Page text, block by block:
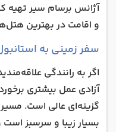
آژانس برسام سیر تهیه
و اقامت در بهترین
سفر زمینی به
اگر به رانندگی
آزادی عمل بیشتری
گزینه‌ای عالی است. مسیر
بسیار زیبا و سرسبز